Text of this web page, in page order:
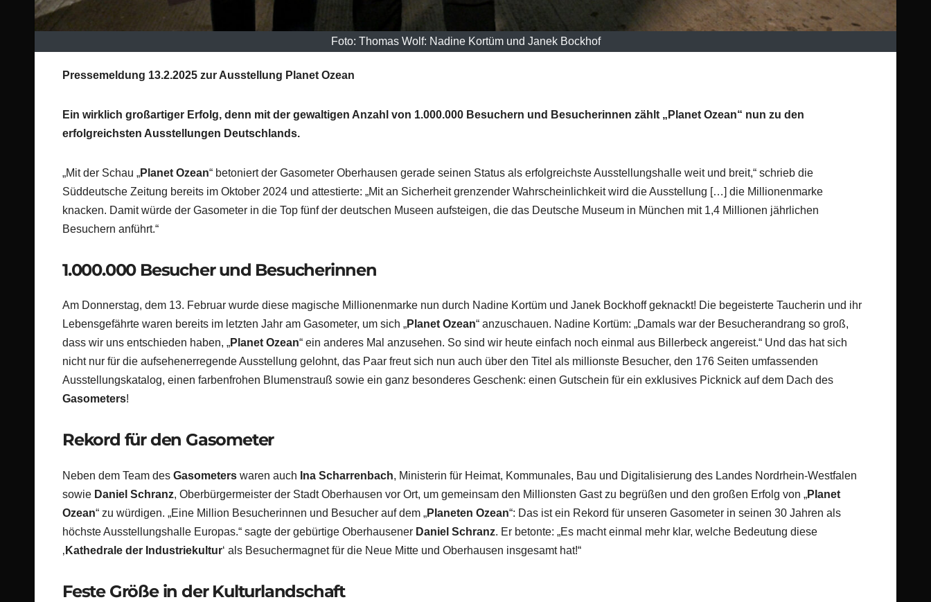
Foto: Thomas Wolf: Nadine Kortüm und Janek Bockhof
Pressemeldung 13.2.2025 zur Ausstellung Planet Ozean
Ein wirklich großartiger Erfolg, denn mit der gewaltigen Anzahl von 1.000.000 Besuchern und Besucherinnen zählt „Planet Ozean“ nun zu den
erfolgreichsten Ausstellungen Deutschlands.
„Mit der Schau „Planet Ozean“ betoniert der Gasometer Oberhausen gerade seinen Status als erfolgreichste Ausstellungshalle weit und breit,“ schrieb die
Süddeutsche Zeitung bereits im Oktober 2024 und attestierte: „Mit an Sicherheit grenzender Wahrscheinlichkeit wird die Ausstellung […] die Millionenmarke
knacken. Damit würde der Gasometer in die Top fünf der deutschen Museen aufsteigen, die das Deutsche Museum in München mit 1,4 Millionen jährlichen
Besuchern anführt.“
1.000.000 Besucher und Besucherinnen
Am Donnerstag, dem 13. Februar wurde diese magische Millionenmarke nun durch Nadine Kortüm und Janek Bockhoff geknackt! Die begeisterte Taucherin und ihr
Lebensgefährte waren bereits im letzten Jahr am Gasometer, um sich „Planet Ozean“ anzuschauen. Nadine Kortüm: „Damals war der Besucherandrang so groß,
dass wir uns entschieden haben, „Planet Ozean“ ein anderes Mal anzusehen. So sind wir heute einfach noch einmal aus Billerbeck angereist.“ Und das hat sich
nicht nur für die aufsehenerregende Ausstellung gelohnt, das Paar freut sich nun auch über den Titel als millionste Besucher, den 176 Seiten umfassenden
Ausstellungskatalog, einen farbenfrohen Blumenstrauß sowie ein ganz besonderes Geschenk: einen Gutschein für ein exklusives Picknick auf dem Dach des
Gasometers!
Rekord für den Gasometer
Neben dem Team des Gasometers waren auch Ina Scharrenbach, Ministerin für Heimat, Kommunales, Bau und Digitalisierung des Landes Nordrhein-Westfalen
sowie Daniel Schranz, Oberbürgermeister der Stadt Oberhausen vor Ort, um gemeinsam den Millionsten Gast zu begrüßen und den großen Erfolg von „Planet
Ozean“ zu würdigen. „Eine Million Besucherinnen und Besucher auf dem „Planeten Ozean“: Das ist ein Rekord für unseren Gasometer in seinen 30 Jahren als
höchste Ausstellungshalle Europas.“ sagte der gebürtige Oberhausener Daniel Schranz. Er betonte: „Es macht einmal mehr klar, welche Bedeutung diese
‚ Kathedrale der Industriekultur‘ als Besuchermagnet für die Neue Mitte und Oberhausen insgesamt hat!“
Feste Größe in der Kulturlandschaft